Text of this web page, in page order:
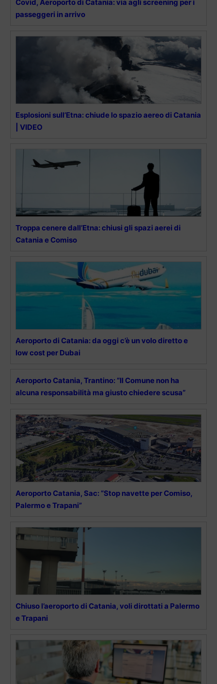
Covid, Aeroporto di Catania: via agli screening per i
passeggeri in arrivo
Esplosioni sull’Etna: chiude lo spazio aereo di Catania
| VIDEO
Troppa cenere dall’Etna: chiusi gli spazi aerei di
Catania e Comiso
Aeroporto di Catania: da oggi c’è un volo diretto e
low cost per Dubai
Aeroporto Catania, Trantino: “Il Comune non ha
alcuna responsabilità ma giusto chiedere scusa”
Aeroporto Catania, Sac: “Stop navette per Comiso,
Palermo e Trapani”
Chiuso l’aeroporto di Catania, voli dirottati a Palermo
e Trapani